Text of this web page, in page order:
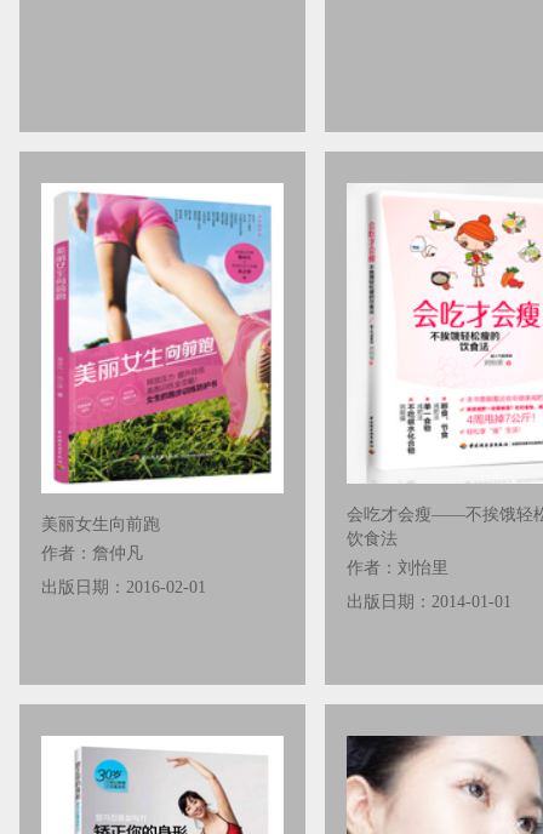
美丽女生向前跑
作者：詹仲凡
出版日期：2016-02-01
会吃才会瘦——不挨饿轻
饮食法
作者：刘怡里
出版日期：2014-01-01